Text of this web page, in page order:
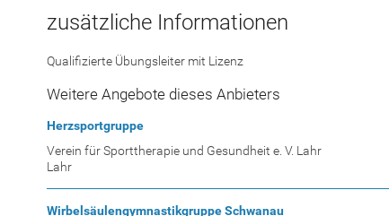
zusätzliche Informationen
Qualifizierte Übungsleiter mit Lizenz
Weitere Angebote dieses Anbieters
Herzsportgruppe
Verein für Sporttherapie und Gesundheit e. V. Lahr
Lahr
Wirbelsäulengymnastikgruppe Schwanau